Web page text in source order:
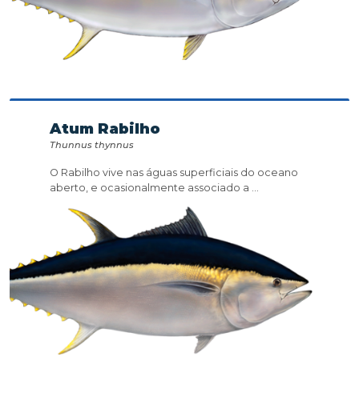
Atum Rabilho
Thunnus thynnus
O Rabilho vive nas águas superficiais do oceano
aberto, e ocasionalmente associado a ...